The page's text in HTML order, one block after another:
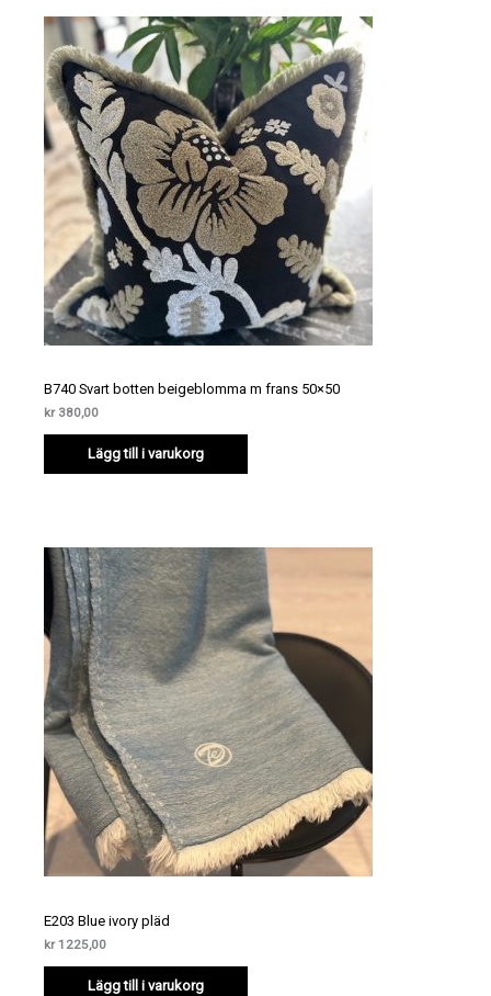
B740 Svart botten beigeblomma m frans 50×50
kr380,00
Lägg till i varukorg
E203 Blue ivory pläd
kr1225,00
Lägg till i varukorg